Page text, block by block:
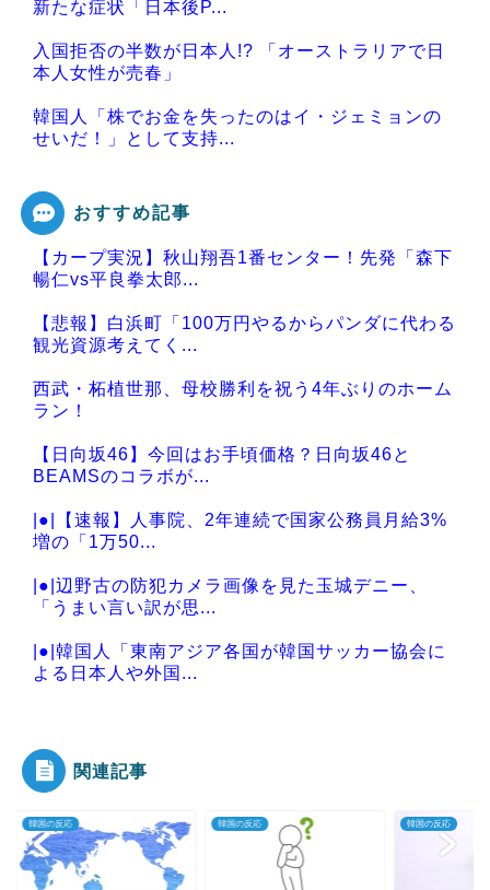
新たな症状「日本後P...
入国拒否の半数が日本人!? 「オーストラリアで日
本人女性が売春」
韓国人「株でお金を失ったのはイ・ジェミョンの
せいだ！」として支持...
Powered by livedoor 相互RSS
おすすめ記事
【カープ実況】秋山翔吾1番センター！先発「森下
暢仁vs平良拳太郎...
【悲報】白浜町「100万円やるからパンダに代わる
観光資源考えてく...
西武・柘植世那、母校勝利を祝う4年ぶりのホーム
ラン！
【日向坂46】今回はお手頃価格？日向坂46と
BEAMSのコラボが...
|●|【速報】人事院、2年連続で国家公務員月給3%
増の「1万50...
|●|辺野古の防犯カメラ画像を見た玉城デニー、
「うまい言い訳が思...
|●|韓国人「東南アジア各国が韓国サッカー協会に
よる日本人や外国...
Powered by livedoor 相互RSS
関連記事
反応 韓国の反応 韓国の反応